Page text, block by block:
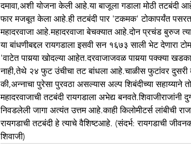
दमावा,अशी योजना केली आहे.या बाजूला गडाला मोठी तटबंदी
फार मजबूत केला आहे.ही तटबंदी पार 'टकमक' टोकापर्यंत
महादरवाजा आहे.महादरवाजा बेचक्यात आहे.दोन प्रचंड बुरुज
या बांधणीबद्दल रायगडाला इसवी सन १६७३ साली भेट देणारा
'वाटेत पायर्‍या खोदल्या आहेत.दरवाजाजवळ पायर्‍या पक्क्या
नाही,तेथे २४ फुट उंचीचा तट बांधला आहे.चाळीस फुटांवर
की,अन्नाचा पुरेसा पुरवठा असल्यास अल्प शिबंदीच्या सहाय्याने
महादरवाजाची तटबंदी रायगडाला अभेद्य बनवते.शिवाजीराजांनी
निवडलेली जागा अत्यंत उत्तम आहे.काही किलोमीटर्स लांबीची
रायगडाची तटबंदी हे त्याचे वैशिष्टआहे. (संदर्भ: रायगडाची
शिवाजी)